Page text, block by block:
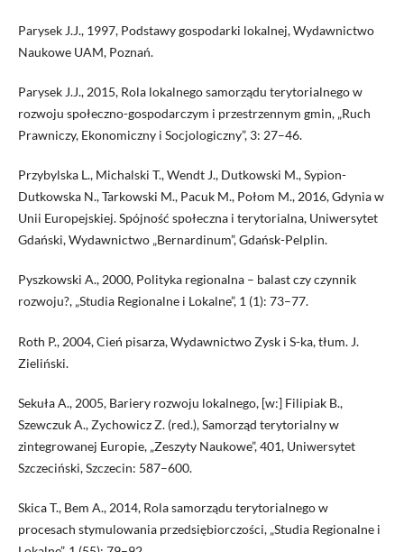
Parysek J.J., 1997, Podstawy gospodarki lokalnej, Wydawnictwo
Naukowe UAM, Poznań.
Parysek J.J., 2015, Rola lokalnego samorządu terytorialnego w
rozwoju społeczno-gospodarczym i przestrzennym gmin, „Ruch
Prawniczy, Ekonomiczny i Socjologiczny”, 3: 27–46.
Przybylska L., Michalski T., Wendt J., Dutkowski M., Sypion-
Dutkowska N., Tarkowski M., Pacuk M., Połom M., 2016, Gdynia w
Unii Europejskiej. Spójność społeczna i terytorialna, Uniwersytet
Gdański, Wydawnictwo „Bernardinum”, Gdańsk-Pelplin.
Pyszkowski A., 2000, Polityka regionalna – balast czy czynnik
rozwoju?, „Studia Regionalne i Lokalne”, 1 (1): 73–77.
Roth P., 2004, Cień pisarza, Wydawnictwo Zysk i S-ka, tłum. J.
Zieliński.
Sekuła A., 2005, Bariery rozwoju lokalnego, [w:] Filipiak B.,
Szewczuk A., Zychowicz Z. (red.), Samorząd terytorialny w
zintegrowanej Europie, „Zeszyty Naukowe”, 401, Uniwersytet
Szczeciński, Szczecin: 587–600.
Skica T., Bem A., 2014, Rola samorządu terytorialnego w
procesach stymulowania przedsiębiorczości, „Studia Regionalne i